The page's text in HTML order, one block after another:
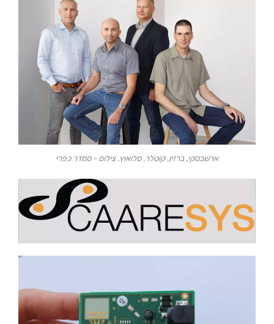
ארשבסקי, ברזין, קוטלר, סלואוץ. צילום - סמדר כפרי